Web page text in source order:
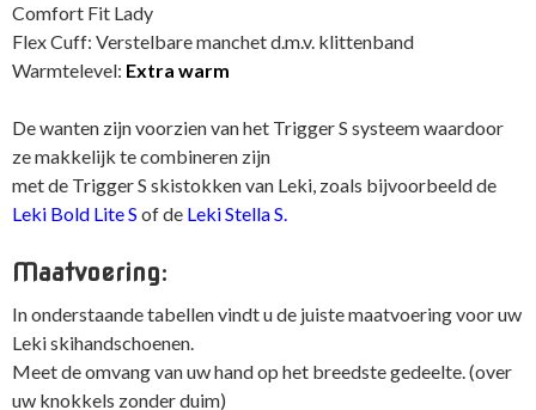
Comfort Fit Lady
Flex Cuff: Verstelbare manchet d.m.v. klittenband
Warmtelevel: Extra warm
De wanten zijn voorzien van het Trigger S systeem waardoor
ze makkelijk te combineren zijn
met de Trigger S skistokken van Leki, zoals bijvoorbeeld de
Leki Bold Lite S of de Leki Stella S.
Maatvoering:
In onderstaande tabellen vindt u de juiste maatvoering voor uw
Leki skihandschoenen.
Meet de omvang van uw hand op het breedste gedeelte. (over
uw knokkels zonder duim)